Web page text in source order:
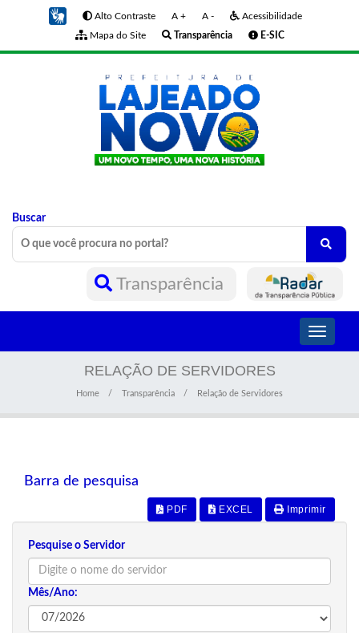
Alto Contraste A + A -
Acessibilidade
Mapa do Site
Transparência E-SIC
Buscar
Transparência
Toggle
RELAÇÃO DE SERVIDORES
Home Transparência Relação de Servidores
Barra de pesquisa
PDF EXCEL Imprimir
Pesquise o Servidor
Mês/Ano: